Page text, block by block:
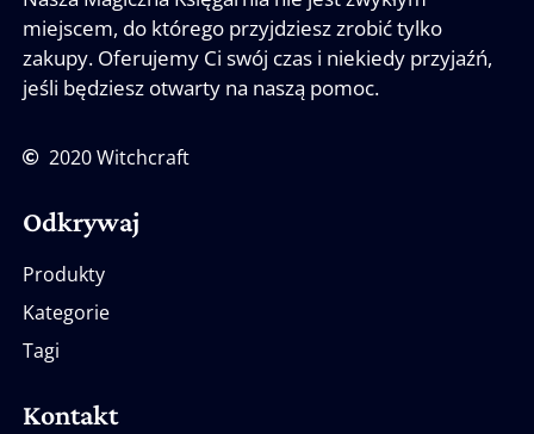
miejscem, do którego przyjdziesz zrobić tylko
zakupy. Oferujemy Ci swój czas i niekiedy przyjaźń,
jeśli będziesz otwarty na naszą pomoc.
2020 Witchcraft
Odkrywaj
Produkty
Kategorie
Tagi
Kontakt